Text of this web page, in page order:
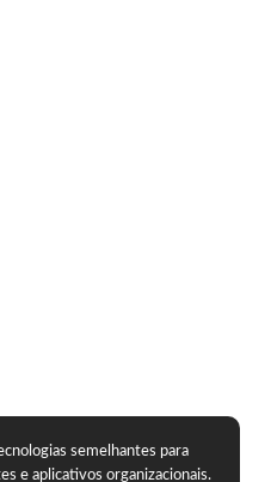
semelhantes para
e aplicativos organizacionais.